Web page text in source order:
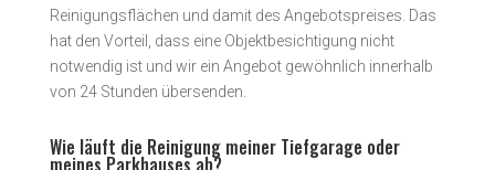
Reinigungsflächen und damit des Angebotspreises. Das
hat den Vorteil, dass eine Objektbesichtigung nicht
notwendig ist und wir ein Angebot gewöhnlich innerhalb
von 24 Stunden übersenden.
Wie läuft die Reinigung meiner Tiefgarage oder
meines Parkhauses ab?